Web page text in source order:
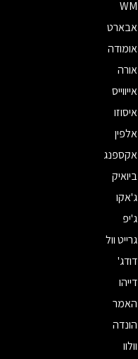
WM
אבארט
אומודה
אורה
אייווייס
איסוזו
אלפין
אקספנג
ביואיק
ג'אקו
ג'יפ
גרייט וול
דודג'
דייהו
האמר
הונדה
וולוו